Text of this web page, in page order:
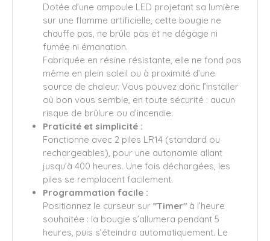
Dotée d’une ampoule LED projetant sa lumière
sur une flamme artificielle, cette bougie ne
chauffe pas, ne brûle pas et ne dégage ni
fumée ni émanation.
Fabriquée en résine résistante, elle ne fond pas
même en plein soleil ou à proximité d’une
source de chaleur. Vous pouvez donc l’installer
où bon vous semble, en toute sécurité : aucun
risque de brûlure ou d’incendie.
Praticité et simplicité :
Fonctionne avec 2 piles LR14 (standard ou
rechargeables), pour une autonomie allant
jusqu’à 400 heures. Une fois déchargées, les
piles se remplacent facilement.
Programmation facile :
Positionnez le curseur sur "Timer" à l’heure
souhaitée : la bougie s’allumera pendant 5
heures, puis s’éteindra automatiquement. Le